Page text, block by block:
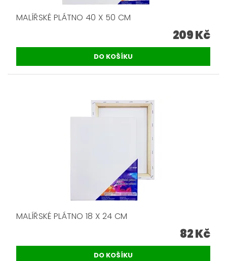
MALÍŘSKÉ PLÁTNO 40 X 50 CM
209 Kč
MALÍŘSKÉ PLÁTNO 18 X 24 CM
82 Kč